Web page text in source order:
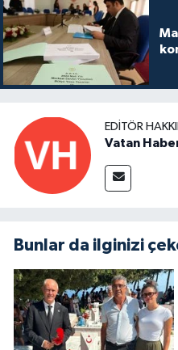
EDITÖR
Vatan
Bunlar da ilginizi